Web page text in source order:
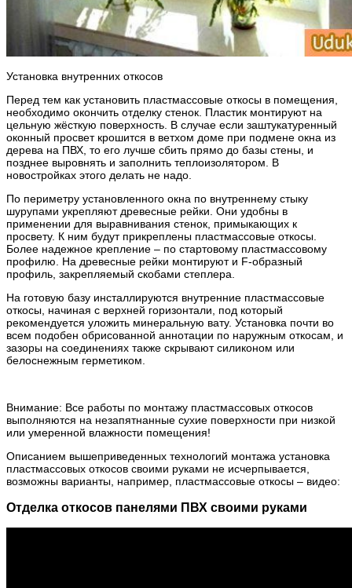
Установка внутренних откосов
Перед тем как установить пластмассовые откосы в помещения,
необходимо окончить отделку стенок. Пластик монтируют на
цельную жёсткую поверхность. В случае если заштукатуренный
оконный просвет крошится в ветхом доме при подмене окна из
дерева на ПВХ, то его лучше сбить прямо до базы стены, и
позднее выровнять и заполнить теплоизолятором. В
новостройках этого делать не надо.
По периметру установленного окна по внутреннему стыку
шурупами укрепляют древесные рейки. Они удобны в
применении для выравнивания стенок, примыкающих к
просвету. К ним будут прикреплены пластмассовые откосы.
Более надежное крепление – по стартовому пластмассовому
профилю. На древесные рейки монтируют и F-образный
профиль, закрепляемый скобами степлера.
На готовую базу инсталлируются внутренние пластмассовые
откосы, начиная с верхней горизонтали, под который
рекомендуется уложить минеральную вату. Установка почти во
всем подобен обрисованной аннотации по наружным откосам, и
зазоры на соединениях также скрывают силиконом или
белоснежным герметиком.
Внимание: Все работы по монтажу пластмассовых откосов
выполняются на незапятнанные сухие поверхности при низкой
или умеренной влажности помещения!
Описанием вышеприведенных технологий монтажа установка
пластмассовых откосов своими руками не исчерпывается,
возможны варианты, например, пластмассовые откосы – видео:
Отделка откосов панелями ПВХ своими руками